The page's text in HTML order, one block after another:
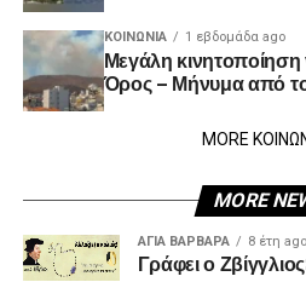
ΚΟΙΝΩΝΊΑ 1 εβδομάδα ago
Μεγάλη κινητοποίηση
Όρος – Μήνυμα από
MORE
MORE
ΑΓΙΑ ΒΑΡΒΑΡΑ 8 έτη ago
Γράφει ο